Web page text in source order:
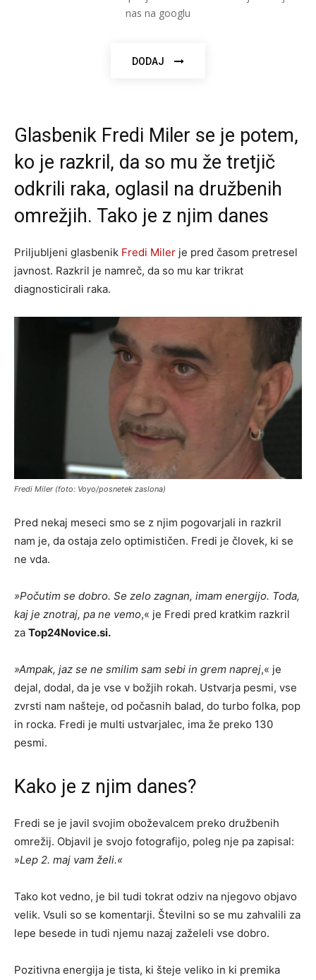
nas na googlu
DODAJ
Glasbenik Fredi Miler se je potem,
ko je razkril, da so mu že tretjič
odkrili raka, oglasil na družbenih
omrežjih. Tako je z njim danes
Priljubljeni glasbenik Fredi Miler je pred časom pretresel
javnost. Razkril je namreč, da so mu kar trikrat
diagnosticirali raka.
Fredi Miler (foto: Voyo/posnetek zaslona)
Pred nekaj meseci smo se z njim pogovarjali in razkril
nam je, da ostaja zelo optimističen. Fredi je človek, ki se
ne vda.
»Počutim se dobro. Se zelo zagnan, imam energijo. Toda,
kaj je znotraj, pa ne vemo,« je Fredi pred kratkim razkril
za Top24Novice.si.
»Ampak, jaz se ne smilim sam sebi in grem naprej,« je
dejal, dodal, da je vse v božjih rokah. Ustvarja pesmi, vse
zvrsti nam našteje, od počasnih balad, do turbo folka, pop
in rocka. Fredi je multi ustvarjalec, ima že preko 130
pesmi.
Kako je z njim danes?
Fredi se je javil svojim oboževalcem preko družbenih
omrežij. Objavil je svojo fotografijo, poleg nje pa zapisal:
»Lep 2. maj vam želi.«
Tako kot vedno, je bil tudi tokrat odziv na njegovo objavo
velik. Vsuli so se komentarji. Številni so se mu zahvalili za
lepe besede in tudi njemu nazaj zaželeli vse dobro.
Pozitivna energija je tista, ki šteje veliko in ki premika